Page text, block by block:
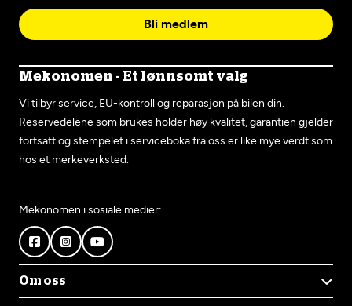
Bli medlem
Mekonomen - Et lønnsomt valg
Vi tilbyr service, EU-kontroll og reparasjon på bilen din.
Reservedelene som brukes holder høy kvalitet, garantien gjelder
fortsatt og stempelet i serviceboka fra oss er like mye verdt som
hos et merkeverksted.
Mekonomen i sosiale medier:
Om oss